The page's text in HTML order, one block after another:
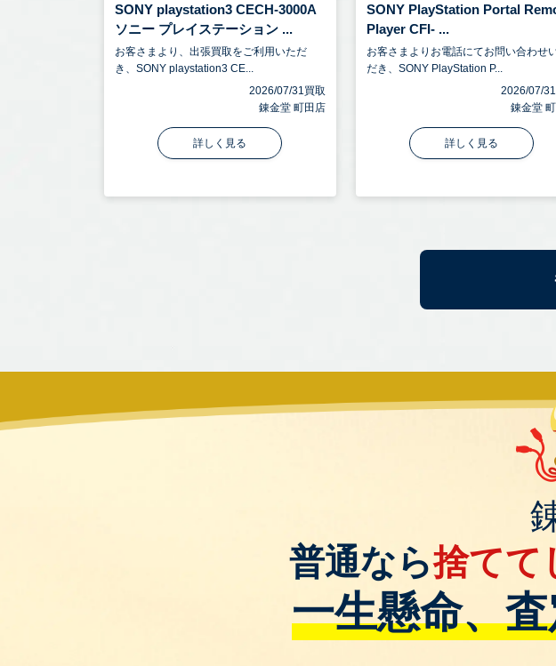
SONY playstation3 CECH-3000A
ソニー プレイステーション ...
お客さまより、出張買取をご利用いただ
き、SONY playstation3 CE...
2026/07/31買取
錬金堂 町田店
詳しく見る
SONY PlayStation Portal
Player CFI- ...
お客さまよりお電話にてお問い合わせ
だき、SONY PlayStation P...
2026/07/
錬金堂
詳しく見る
普通なら捨てて
一生懸命、